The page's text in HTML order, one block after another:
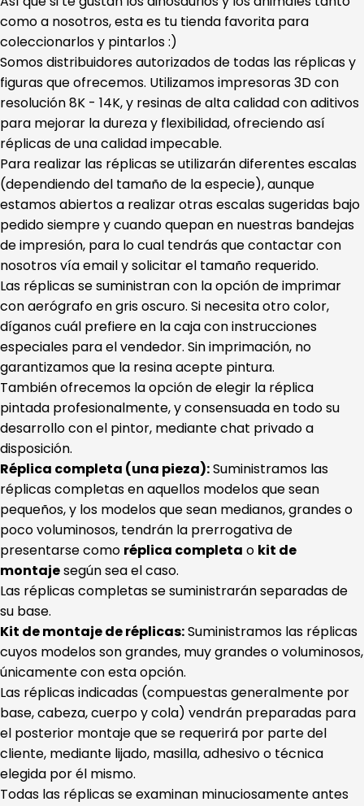
como a nosotros, esta es tu tienda favorita para
coleccionarlos y pintarlos :)
Somos distribuidores autorizados de todas las réplicas y
figuras que ofrecemos. Utilizamos impresoras 3D con
resolución 8K - 14K, y resinas de alta calidad con aditivos
para mejorar la dureza y flexibilidad, ofreciendo así
réplicas de una calidad impecable.
Para realizar las réplicas se utilizarán diferentes escalas
(dependiendo del tamaño de la especie), aunque
estamos abiertos a realizar otras escalas sugeridas bajo
pedido siempre y cuando quepan en nuestras bandejas
de impresión, para lo cual tendrás que contactar con
nosotros vía email y solicitar el tamaño requerido.
Las réplicas se suministran con la opción de imprimar
con aerógrafo en gris oscuro. Si necesita otro color,
díganos cuál prefiere en la caja con instrucciones
especiales para el vendedor. Sin imprimación, no
garantizamos que la resina acepte pintura.
También ofrecemos la opción de elegir la réplica
pintada profesionalmente, y consensuada en todo su
desarrollo con el pintor, mediante chat privado a
disposición.
Réplica completa (una pieza):Suministramos las
réplicas completas en aquellos modelos que sean
pequeños, y los modelos que sean medianos, grandes o
poco voluminosos, tendrán la prerrogativa de
presentarse como réplica completa o kit de
montajesegún sea el caso.
Las réplicas completas se suministrarán separadas de
su base.
Kit de montaje de réplicas:Suministramos las réplicas
cuyos modelos son grandes, muy grandes o voluminosos,
únicamente con esta opción.
Las réplicas indicadas (compuestas generalmente por
base, cabeza, cuerpo y cola) vendrán preparadas para
el posterior montaje que se requerirá por parte del
cliente, mediante lijado, masilla, adhesivo o técnica
elegida por él mismo.
Todas las réplicas se examinan minuciosamente antes